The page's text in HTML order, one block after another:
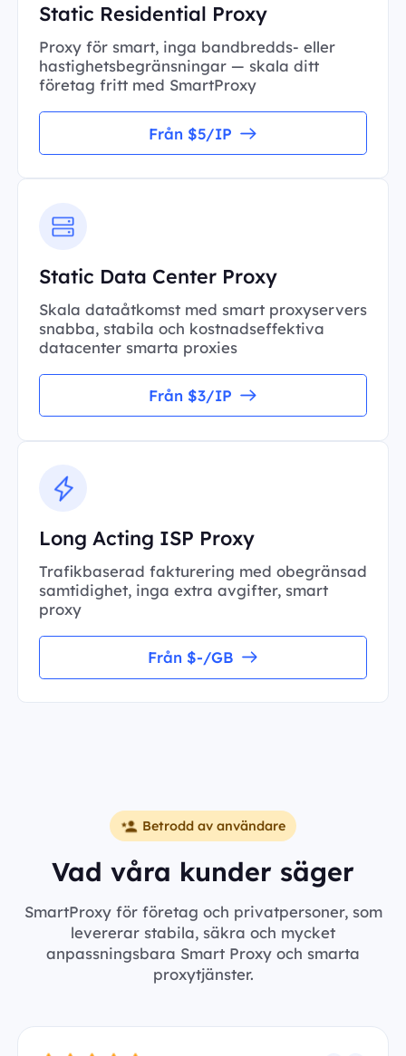
Static Residential Proxy
Proxy för smart, inga bandbredds- eller
hastighetsbegränsningar — skala ditt
företag fritt med SmartProxy
Från $5/IP
Static Data Center Proxy
Skala dataåtkomst med smart proxyservers
snabba, stabila och kostnadseffektiva
datacenter smarta proxies
Från $3/IP
Long Acting ISP Proxy
Trafikbaserad fakturering med obegränsad
samtidighet, inga extra avgifter, smart
proxy
Från $-/GB
Betrodd av användare
Vad våra kunder säger
SmartProxy för företag och privatpersoner, som
levererar stabila, säkra och mycket
anpassningsbara Smart Proxy och smarta
proxytjänster.